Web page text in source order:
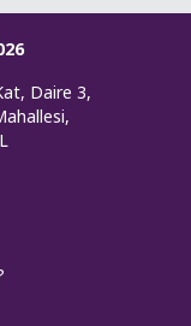
Daire 3,